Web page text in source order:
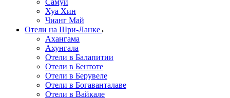
Самуи
Хуа Хин
Чианг Май
Отели на Шри-Ланке
Ахангама
Ахунгала
Отели в Балапитии
Отели в Бентоте
Отели в Берувеле
Отели в Богаванталаве
Отели в Вайкале